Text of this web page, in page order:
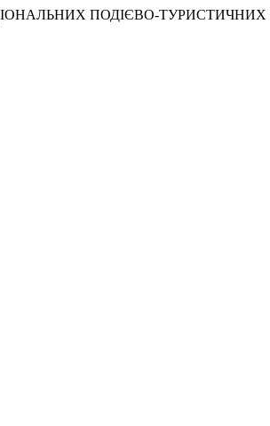
ПОДІЄВО-ТУРИСТИЧНИХ